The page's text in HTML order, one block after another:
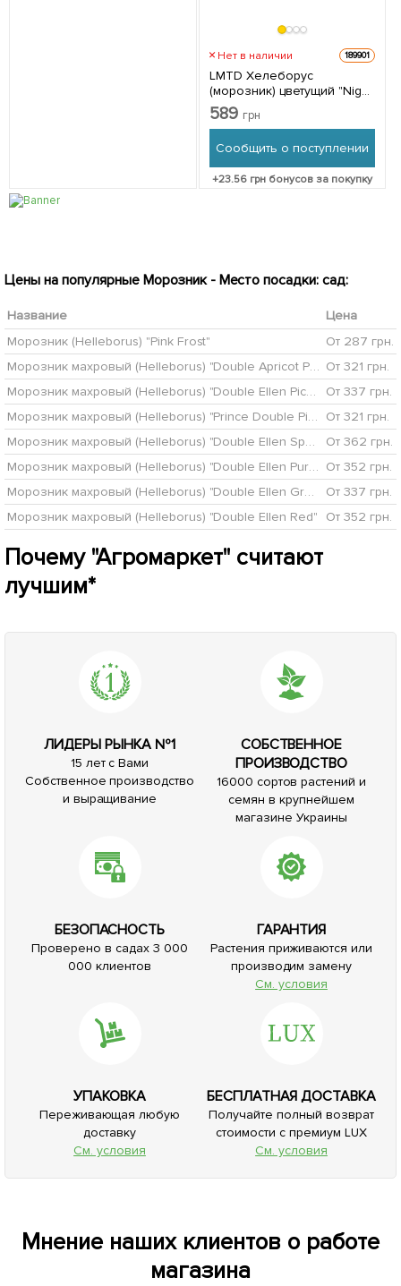
Нет в наличии 189901
LMTD Хелеборус
(морозник) цветущий "Niger
Mont Blanc" высота
растения 20-30см 1
Нидерланды
589 грн
Сообщить о поступлении
+23.56 грн бонусов за покупку
Цены на популярные Морозник - Место посадки: сад:
Название
Цена
Морозник (Helleborus) "Pink Frost"
От 287 грн.
Морозник махровый (Helleborus) "Double Apricot Peach" От 321 грн.
Морозник махровый (Helleborus) "Double Ellen Picotee"
От 337 грн.
Морозник махровый (Helleborus) "Prince Double Pink"
От 321 грн.
Морозник махровый (Helleborus) "Double Ellen Spotted Pink"
От 362 грн.
Морозник махровый (Helleborus) "Double Ellen Purple" От 352 грн.
Морозник махровый (Helleborus) "Double Ellen Green"
От 337 грн.
Морозник махровый (Helleborus) "Double Ellen Red"
От 352 грн.
Почему "Агромаркет" считают
лучшим*
ЛИДЕРЫ РЫНКА №1
15 лет с Вами
Собственное производство
и выращивание
СОБСТВЕННОЕ
ПРОИЗВОДСТВО
16000 сортов растений и
семян в крупнейшем
магазине Украины
БЕЗОПАСНОСТЬ
Проверено в садах 3 000
000 клиентов
ГАРАНТИЯ
Растения приживаются или
производим замену
См. условия
УПАКОВКА
Переживающая любую
доставку
См. условия
БЕСПЛАТНАЯ ДОСТАВКА
Получайте полный возврат
стоимости с премиум LUX
См. условия
Мнение наших клиентов о работе
магазина